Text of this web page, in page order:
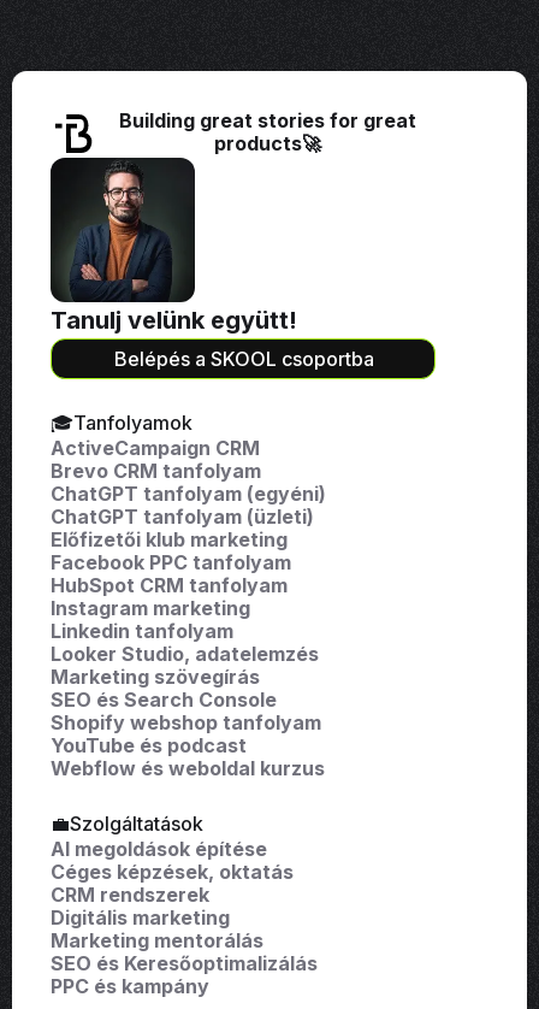
Building great stories for great
products🚀
Tanulj velünk együtt!
Belépés a SKOOL csoportba
🎓Tanfolyamok
ActiveCampaign CRM
Brevo CRM tanfolyam
ChatGPT tanfolyam (egyéni)
ChatGPT tanfolyam (üzleti)
Előfizetői klub marketing
Facebook PPC tanfolyam
HubSpot CRM tanfolyam
Instagram marketing
Linkedin tanfolyam
Looker Studio, adatelemzés
Marketing szövegírás
SEO és Search Console
Shopify webshop tanfolyam
YouTube és podcast
Webflow és weboldal kurzus
💼Szolgáltatások
AI megoldások építése
Céges képzések, oktatás
CRM rendszerek
Digitális marketing
Marketing mentorálás
SEO és Keresőoptimalizálás
PPC és kampány